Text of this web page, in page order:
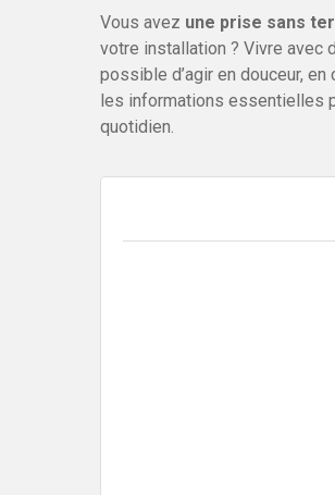
Vous avez une prise sans
votre installation ? Vivre avec
possible d’agir en douceur,
les informations essentielles
quotidien.